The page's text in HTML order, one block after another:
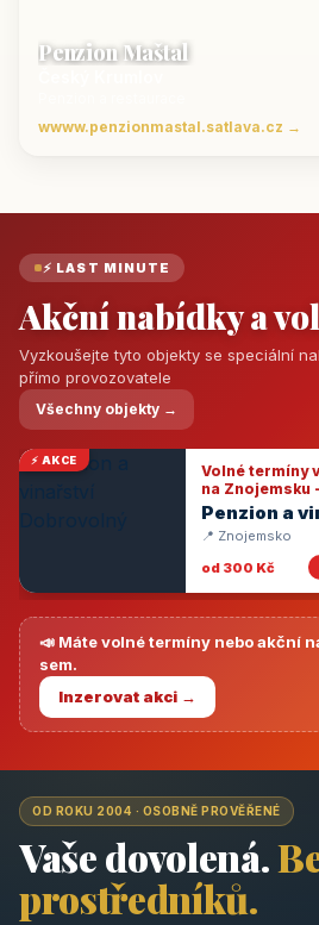
Penzion Maštal
wwww.penzionmastal.satlava.cz →
⚡ LAST MINUTE
Akční nabídky a
Vyzkoušejte tyto objekty se speciální
přímo provozovatele
Všechny objekty →
⚡ AKCE
Volné termíny
na Znojemsku -
degustace vín
Penzion a
Dobrovolný
📍 Znojemsko
od 300 Kč
📣 Máte volné termíny nebo akční
sem.
Inzerovat akci →
OD ROKU 2004 · OSOBNĚ PROVĚŘENÉ
Vaše dovolená.
prostředníků.